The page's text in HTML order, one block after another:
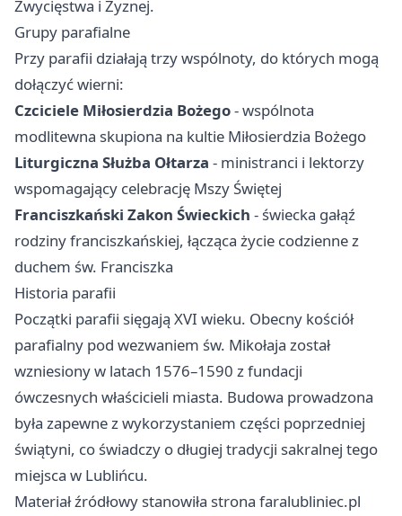
Zwycięstwa i Żyznej.
Grupy parafialne
Przy parafii działają trzy wspólnoty, do których mogą
dołączyć wierni:
Czciciele Miłosierdzia Bożego- wspólnota
modlitewna skupiona na kultie Miłosierdzia Bożego
Liturgiczna Służba Ołtarza - ministranci i lektorzy
wspomagający celebrację Mszy Świętej
Franciszkański Zakon Świeckich - świecka gałąź
rodziny franciszkańskiej, łącząca życie codzienne z
duchem św. Franciszka
Historia parafii
Początki parafii sięgają XVI wieku. Obecny kościół
parafialny pod wezwaniem św. Mikołaja został
wzniesiony w latach 1576–1590 z fundacji
ówczesnych właścicieli miasta. Budowa prowadzona
była zapewne z wykorzystaniem części poprzedniej
świątyni, co świadczy o długiej tradycji sakralnej tego
miejsca w Lublińcu.
Materiał źródłowy stanowiła strona faralubliniec.pl